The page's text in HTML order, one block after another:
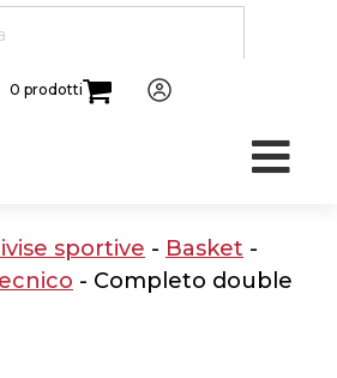
0 prodotti
sportive - Basket -
- Completo double